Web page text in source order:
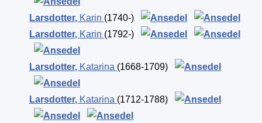
Larsdotter, Karin (1740-)
Larsdotter, Karin (1792-)
Larsdotter, Katarina (1668-1709)
Larsdotter, Katarina (1712-1788)